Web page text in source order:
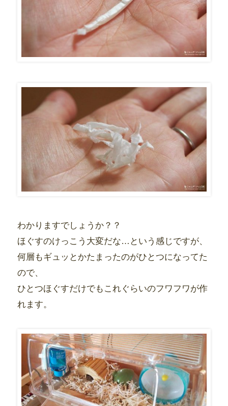
わかりますでしょうか？？
ほぐすのけっこう大変だな…という感じですが、
何層もギュッとかたまったのがひとつになってた
ので、
ひとつほぐすだけでもこれぐらいのフワフワが作
れます。